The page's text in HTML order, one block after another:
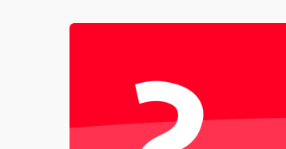
аккумулятором